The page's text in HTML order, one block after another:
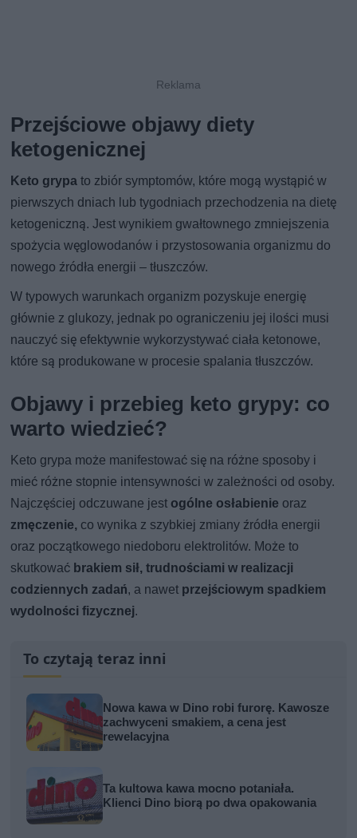
Przejściowe objawy diety
ketogenicznej
Keto grypa to zbiór symptomów, które mogą wystąpić w
pierwszych dniach lub tygodniach przechodzenia na dietę
ketogeniczną. Jest wynikiem gwałtownego zmniejszenia
spożycia węglowodanów i przystosowania organizmu do
nowego źródła energii – tłuszczów.
W typowych warunkach organizm pozyskuje energię
głównie z glukozy, jednak po ograniczeniu jej ilości musi
nauczyć się efektywnie wykorzystywać ciała ketonowe,
które są produkowane w procesie spalania tłuszczów.
Objawy i przebieg keto grypy: co
warto wiedzieć?
Keto grypa może manifestować się na różne sposoby i
mieć różne stopnie intensywności w zależności od osoby.
Najczęściej odczuwane jest ogólne osłabienie oraz
zmęczenie, co wynika z szybkiej zmiany źródła energii
oraz początkowego niedoboru elektrolitów. Może to
skutkować brakiem sił, trudnościami w realizacji
codziennych zadań, a nawet przejściowym spadkiem
wydolności fizycznej.
To czytają teraz inni
Nowa kawa w Dino robi furorę. Kawosze
zachwyceni smakiem, a cena jest
rewelacyjna
Ta kultowa kawa mocno potaniała.
Klienci Dino biorą po dwa opakowania